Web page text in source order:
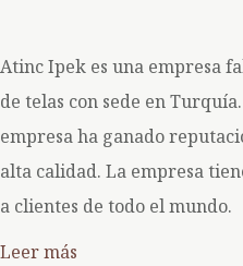
Atinc Ipek es una empresa
de telas con sede en
empresa ha ganado
alta calidad. La empresa
a clientes de todo el mundo.
Leer más